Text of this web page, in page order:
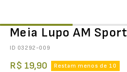
Meia Lupo AM Sport
ID 03292-009
R$ 19,90 Restam menos de 10